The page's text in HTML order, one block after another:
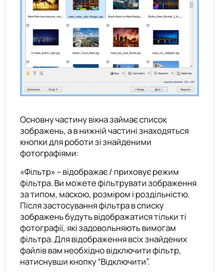
Основну частину вікна займає список
зображень, а в нижній частині знаходяться
кнопки для роботи зі знайденими
фотографіями:
«Фільтр» – відображає / приховує режим
фільтра. Ви можете фільтрувати зображення
за типом, маскою, розміром і роздільністю.
Після застосування фільтра в списку
зображень будуть відображатися тільки ті
фотографії, які задовольняють вимогам
фільтра. Для відображення всіх знайдених
файлів вам необхідно відключити фільтр,
натиснувши кнопку “Відключити”.